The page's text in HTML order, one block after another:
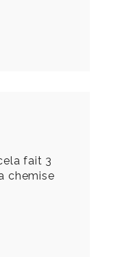
fait 3
chemise